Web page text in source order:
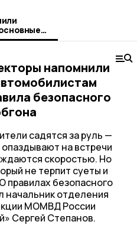
напомнили
безопасного
садятся за руль —
на встречи
скоростью. Но
не терпит суеты и
правилах безопасного
начальник отделения
МОМВД России
Сергей Степанов.